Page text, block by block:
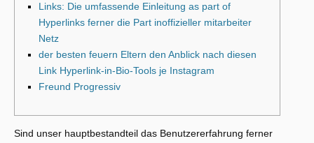
Links: Die umfassende Einleitung as part of
Hyperlinks ferner die Part inoffizieller mitarbeiter
Netz
der besten feuern Eltern den Anblick nach diesen
Link Hyperlink-in-Bio-Tools je Instagram
Freund Progressiv
Sind unser hauptbestandteil das Benutzererfahrung ferner